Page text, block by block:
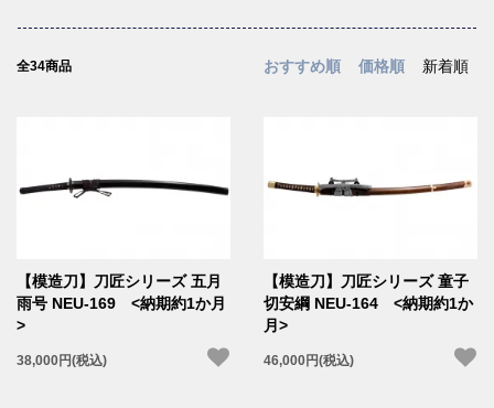
全34商品 おすすめ順 価格順 新着順
【模造刀】刀匠シリーズ 五月
雨号 NEU-169 <納期約1か月
>
38,000円(税込)
【模造刀】刀匠シリーズ 童子
切安綱 NEU-164 <納期約1か
月>
46,000円(税込)